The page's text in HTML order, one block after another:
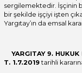
sergilemektedir. İşçinin
bir şekilde işçiyi işten
Yargıtay’ın da emsal
YARGITAY 9. HUKUK
T. 1.7.2019tarihli